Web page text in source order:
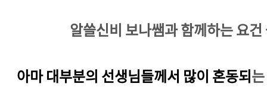
알쓸신비 보나쌤과 함께하는 요
아마 대부분의 선생님들께서 많이 혼동되